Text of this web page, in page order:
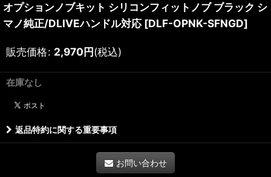
オプションノブキット シリコンフィットノブ ブラック シ
マノ純正/DLIVEハンドル対応 [DLF-OPNK-SFNGD]
販売価格: 2,970円(税込)
在庫なし
返品特約に関する重要事項
お問い合わせ